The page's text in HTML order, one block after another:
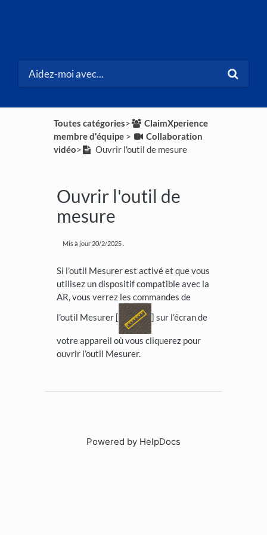
Toutes catégories​>​
​ClaimXperience
membre d'équipe​ > ​
​Collaboration
vidéo​>​ Ouvrir l'outil de mesure
Ouvrir l'outil de
mesure
Mis à jour 20/2/2025
Si l’outil Mesurer est activé et que vous
utilisez un dispositif compatible avec la
AR, vous verrez les commandes de
l’outil Mesurer [
] sur l’écran de
votre appareil où vous cliquerez pour
ouvrir l’outil Mesurer.
Powered by HelpDocs